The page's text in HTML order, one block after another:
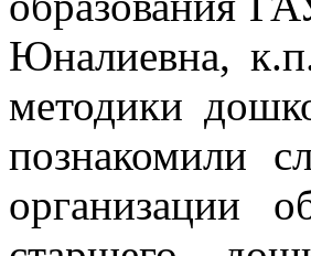
Юналиевна,
методики
познакомили
организации